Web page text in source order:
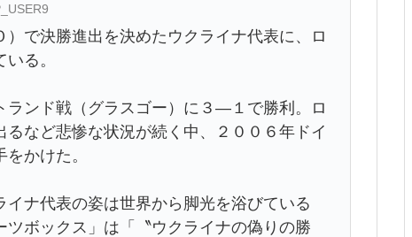
で決勝進出を決めたウクライナ代表に、ロ
る。
ンド戦（グラスゴー）に３―１で勝利。ロ
など悲惨な状況が続く中、２００６年ドイ
かけた。
ナ代表の姿は世界から脚光を浴びている
ボックス」は「〝ウクライナの偽りの勝